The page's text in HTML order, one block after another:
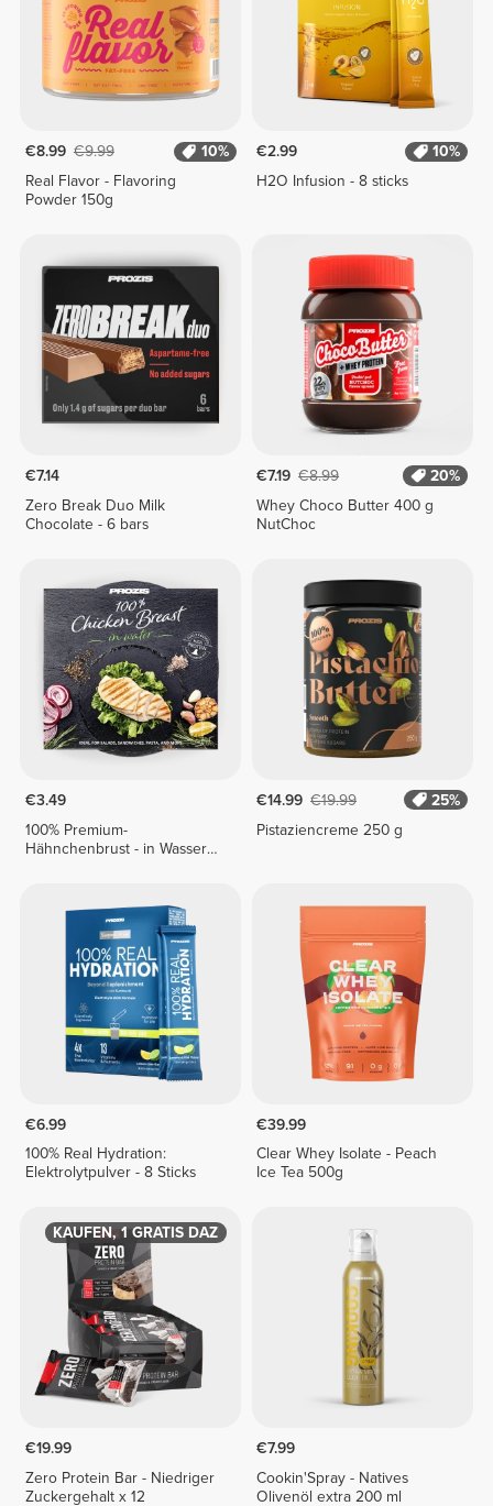
€8.99 €9.99
10%
Real Flavor - Flavoring
Powder 150g
€2.99
10%
H2O Infusion - 8 sticks
€7.14
Zero Break Duo Milk
Chocolate - 6 bars
€7.19 €8.99
20%
Whey Choco Butter 400 g
NutChoc
€3.49
100% Premium-
Hähnchenbrust - in Wasser
€14.99 €19.99
25%
Pistaziencreme 250 g
€6.99
100% Real Hydration:
Elektrolytpulver - 8 Sticks
€39.99
Clear Whey Isolate - Peach
Ice Tea 500g
1 KAUFEN, 1 GRATIS DAZU
€19.99
Zero Protein Bar - Niedriger
Zuckergehalt x 12
€7.99
Cookin'Spray - Natives
Olivenöl extra 200 ml